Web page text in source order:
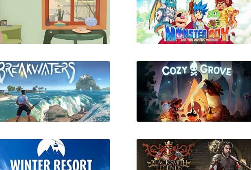
Nainai’s Recipe
Monster Boy and the